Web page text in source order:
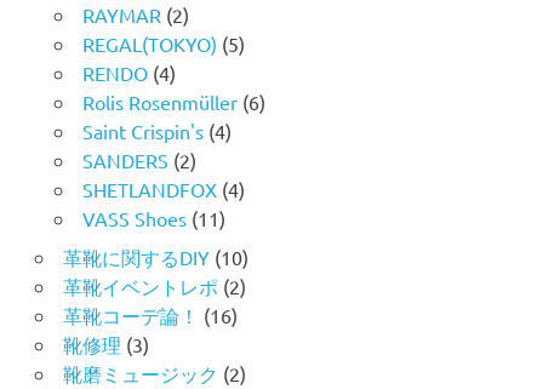
RAYMAR (2)
REGAL(TOKYO) (5)
RENDO(4)
Rolis Rosenmüller(6)
Saint Crispin's(4)
SANDERS (2)
SHETLANDFOX(4)
VASS Shoes(11)
革靴に関するDIY(10)
革靴イベントレポ (2)
革靴コーデ論！ (16)
靴修理 (3)
靴磨ミュージック (2)